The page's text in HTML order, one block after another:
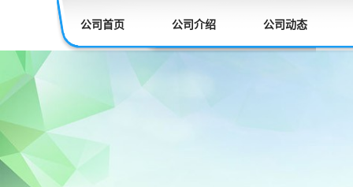
公司首页 公司介绍 公司动态